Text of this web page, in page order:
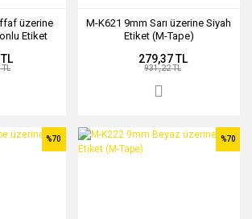
üzerine
Etiket
M-K621 9mm Sarı üzerine Siyah
Etiket (M-Tape)
279,37 TL
931,22 TL
%70 %70